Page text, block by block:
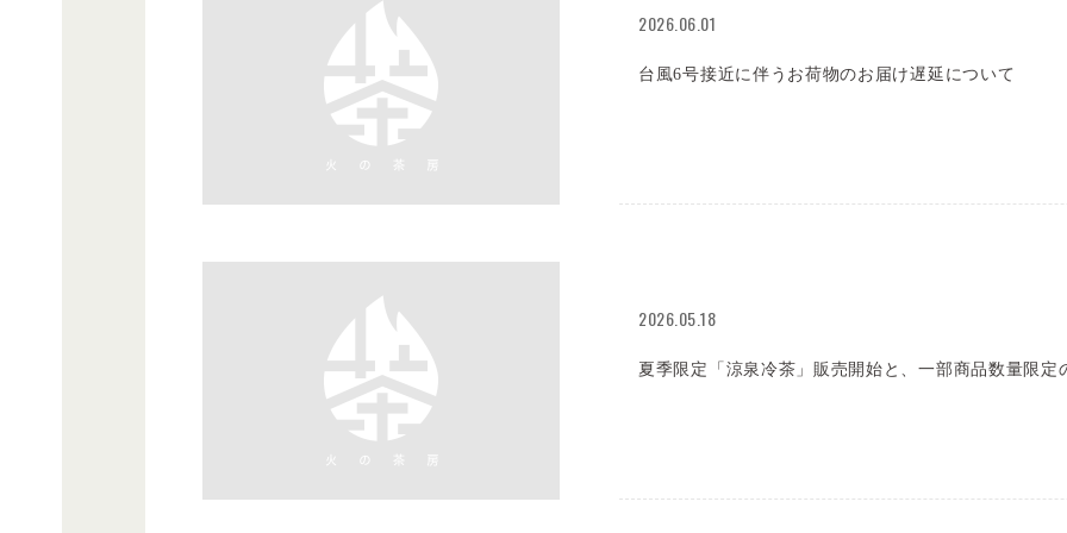
2026.06.01
台風6号接近に伴うお荷物のお届け遅延について
2026.05.18
夏季限定「涼泉冷茶」販売開始と、一部商品数量限定